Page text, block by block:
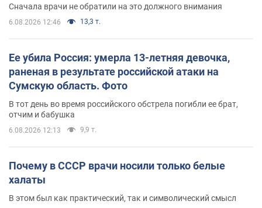
Сначала врачи не обратили на это должного внимания
6.08.2026 12:46 13,3 т.
Ее убила Россия: умерла 13-летняя девочка,
раненая в результате российской атаки на
Сумскую область. Фото
В тот день во время российского обстрела погибли ее брат,
отчим и бабушка
6.08.2026 12:13 9,9 т.
Почему в СССР врачи носили только белые
халаты
В этом был как практический, так и символический смысл